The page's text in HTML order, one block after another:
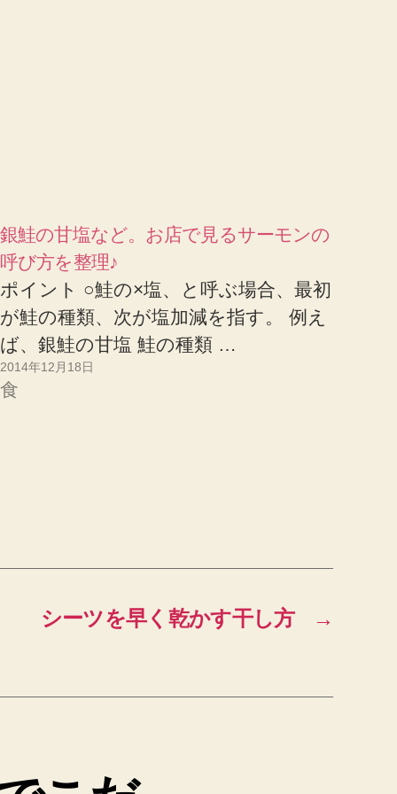
銀鮭の甘塩など。お店で見るサーモンの
呼び方を整理♪
ポイント ○鮭の×塩、と呼ぶ場合、最初
が鮭の種類、次が塩加減を指す。 例え
ば、銀鮭の甘塩 鮭の種類 …
2014年12月18日
食
→
シーツを早く乾かす干し方